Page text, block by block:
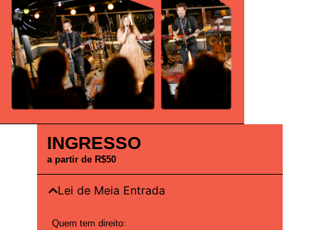
INGRESSO
a partir de R$50
Lei de Meia Entrada
Quem tem direito: